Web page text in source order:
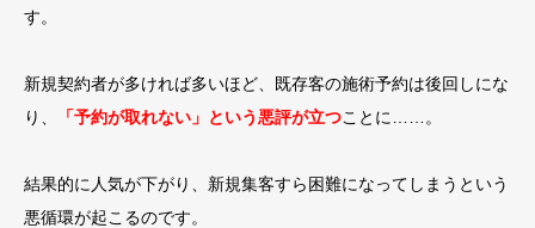
す。
新規契約者が多ければ多いほど、既存客の施術予約は後回しにな
り、
「予約が取れない」という悪評が立つことに……。
結果的に人気が下がり、新規集客すら困難になってしまうという
悪循環が起こるのです。